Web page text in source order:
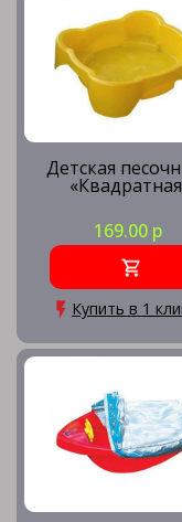
Детская
169.00 р
Купить в 1